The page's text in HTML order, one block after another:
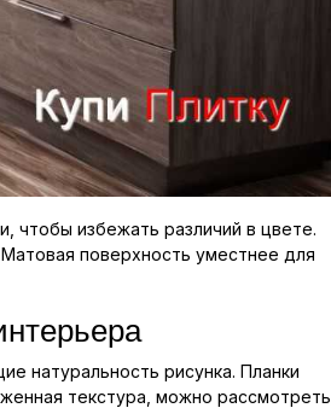
чтобы избежать различий в цвете.
поверхность уместнее для
натуральность рисунка. Планки
текстура, можно рассмотреть